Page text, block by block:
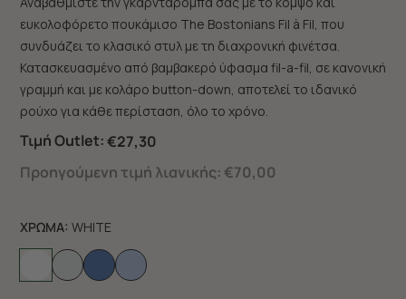
ευκολοφόρετο πουκάμισο The Bostonians Fil à Fil, που
συνδυάζει το κλασικό στυλ με τη διαχρονική φινέτσα.
Κατασκευασμένο από βαμβακερό ύφασμα fil-a-fil, σε κανονική
γραμμή και με κολάρο button-down, αποτελεί το ιδανικό
ρούχο για κάθε περίσταση, όλο το χρόνο.
Τιμή Outlet:€27,30
Προηγούμενη τιμή λιανικής: €70,00
ΧΡΩΜΑ: WHITE